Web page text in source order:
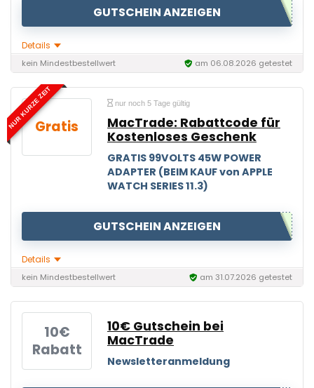
GUTSCHEIN ANZEIGEN
Details
kein Mindestbestellwert am 06.08.2026 getestet
NUR KURZE ZEITGratis
nur noch 5 Tage gültig
MacTrade: Rabattcode für
Kostenloses Geschenk
GRATIS 99VOLTS 45W POWER
ADAPTER (BEIM KAUF von APPLE
WATCH SERIES 11.3)
GUTSCHEIN ANZEIGEN
Details
kein Mindestbestellwert am 31.07.2026 getestet
10€
Rabatt
10€ Gutschein bei
MacTrade
Newsletteranmeldung